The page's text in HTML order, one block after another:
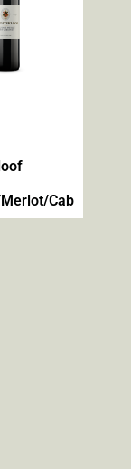
Cab